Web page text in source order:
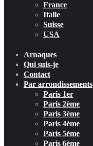
France
Italie
Suisse
USA
Arnaques
Qui suis-je
Contact
Par arrondissements
Paris 1er
Paris 2ème
Paris 3ème
Paris 4ème
Paris 5ème
Paris 6ème